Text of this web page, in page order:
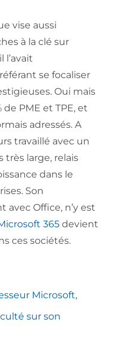
vise aussi
à la clé sur
l’avait
se focaliser
Oui mais
de PME et TPE, et
adressés. A
travaillé avec un
très large, relais
dans le
Son
Office, n’y est
365devient
ces sociétés.
Microsoft,
sur son